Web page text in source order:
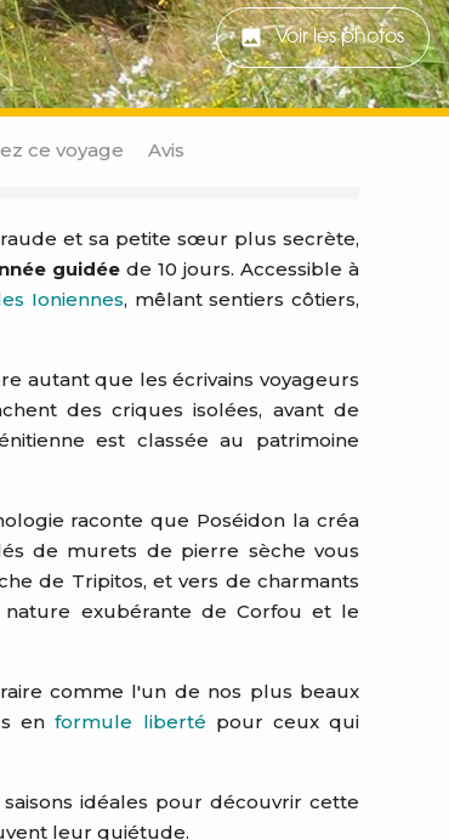
Voir les photos
ce voyage Avis
et sa petite sœur plus secrète,
guidée de 10 jours. Accessible à
Ioniennes, mêlant sentiers côtiers,
autant que les écrivains voyageurs
des criques isolées, avant de
est classée au patrimoine
raconte que Poséidon la créa
de murets de pierre sèche vous
de Tripitos, et vers de charmants
exubérante de Corfou et le
comme l'un de nos plus beaux
enformule liberté pour ceux qui
idéales pour découvrir cette
leur quiétude.